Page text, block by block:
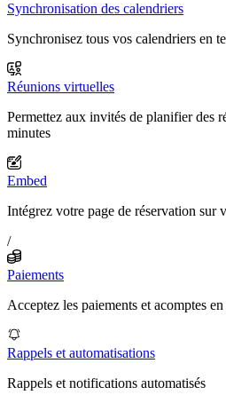
Synchronisation des calendriers
Synchronisez tous vos calendriers en
Réunions virtuelles
Permettez aux invités de planifier des
minutes
Embed
Intégrez votre page de réservation sur
/
Paiements
Acceptez les paiements et acomptes
Rappels et automatisations
Rappels et notifications automatisés